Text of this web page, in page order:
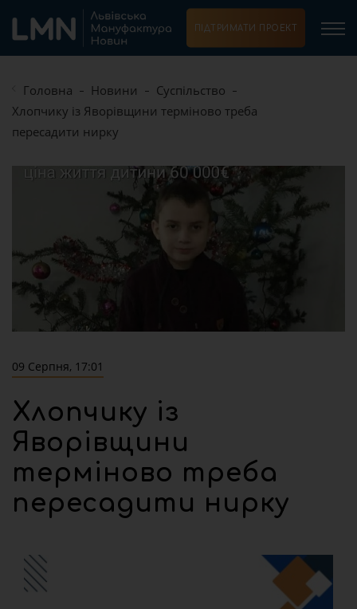
ПІДТРИМАТИ ПРОЕКТ
Головна Новини
Суспільство
Хлопчику із Яворівщини терміново треба
пересадити нирку
09 Серпня, 17:01
Хлопчику із
Яворівщини
терміново треба
пересадити нирку